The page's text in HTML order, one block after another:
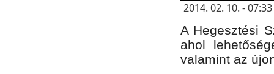
2014. 02. 10. -
A Hegesztési
ahol
valamint az